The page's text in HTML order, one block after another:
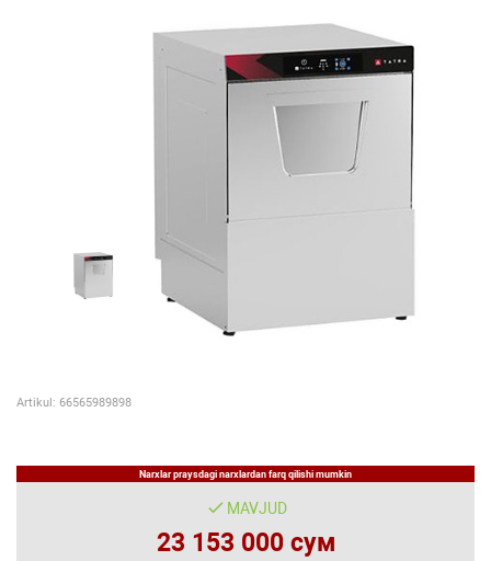
Artikul: 66565989898
Narxlar praysdagi narxlardan farq qilishi mumkin
MAVJUD
23 153 000 сум